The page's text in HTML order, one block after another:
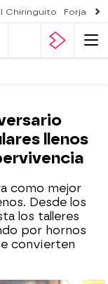
Chiringuito Forjado
llenos
como mejor
Desde los
los talleres
por hornos
convierten